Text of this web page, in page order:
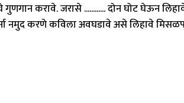
गुणगान करावे. जरासे ............ दोन घोट घेऊन
नमुद करणे कविला अवघडावे असे लिहावे